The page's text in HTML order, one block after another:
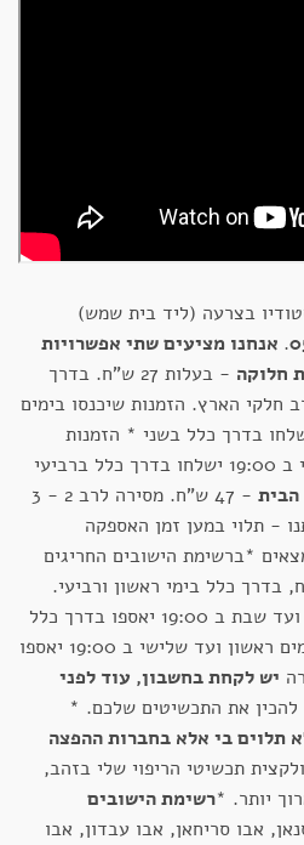
בצרעה (ליד בית שמש)
. אנחנו מציעים שתי אפשרויות
חלוקה
- בעלות 27 ש"ח. בדרך
לרב חלקי הארץ. הזמנות שיכנסו בימים
ועד ראשון ב 19:00 ישלחו בדרך כלל בשני * הזמנות
שיכנסו בימים שני ועד שלישי ב 19:00 ישלחו בדרך כלל ברביעי
- 47 ש"ח. מסירה לרב 2 - 3
- תלוי במען זמן האספקה
*ברשימת הישובים החריגים
בדרך כלל בימי ראשון ורביעי.
הזמנות שיכנסו בימים חמישי ועד שבת ב 19:00 יאספו בדרך כלל
בראשון * הזמנות שיכנסו בימים ראשון ועד שלישי ב 19:00 יאספו
יש לקחת בחשבון, עוד לפני
את התכשיטים שלכם. *
תלוים בי אלא בחברות ההפצה
תכשיטי הריפוי שלי בזהב,
יותר. *רשימת הישובים
אבו סריחאן, אבו עבדון, אבו